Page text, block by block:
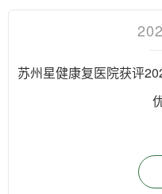
苏州星健康复医院获评